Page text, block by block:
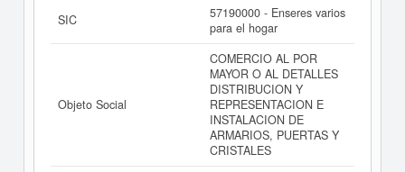
acceder inmediatamente a este
de A TU MEDIDA CENTRO
ESPECIALIZADO EN ARMARIOS SL. y consultar los
resultados de sus años de actividad, así como los
balances y cuentas de resultados disponibles.
La última actualización del informe de empresa se ha
realizado el 20/04/2020.
SIC
57190000 - Enseres varios
para el hogar
Objeto Social
COMERCIO AL POR
MAYOR O AL DETALLES
DISTRIBUCION Y
REPRESENTACION E
INSTALACION DE
ARMARIOS, PUERTAS Y
CRISTALES